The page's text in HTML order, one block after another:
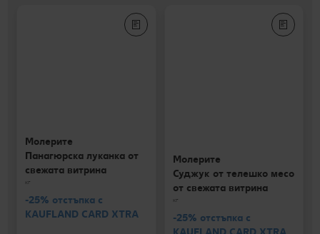
Молерите
Панагюрска луканка от
свежата витрина
кг
-25% отстъпка с
KAUFLAND CARD XTRA
Молерите
Суджук от телешко месо
от свежата витрина
кг
-25% отстъпка с